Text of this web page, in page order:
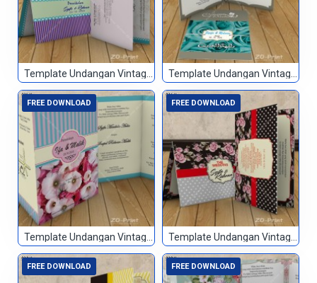
Template Undangan Vintage 033 Template Undangan Vintage 034
FREE DOWNLOAD
Template Undangan Vintage 035
FREE DOWNLOAD
Template Undangan Vintage 036
FREE DOWNLOAD FREE DOWNLOAD